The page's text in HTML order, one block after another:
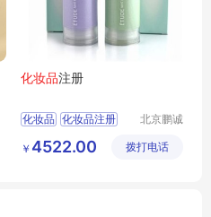
化妆品注册
化妆品 化妆品注册
北京鹏诚
咨询有限
￥ 4522.00 拨打电话